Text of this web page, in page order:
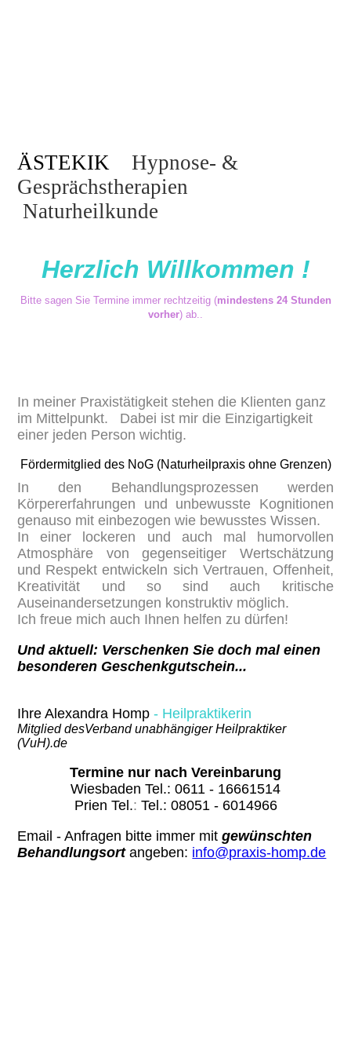
ÄSTEKIK
Hypnose- &
Gesprächstherapien
Naturheilkunde
Herzlich Willkommen !
Bitte sagen Sie Termine immer rechtzeitig (mindestens 24 Stunden
vorher) ab..
In meiner Praxistätigkeit stehen die Klienten ganz
im Mittelpunkt. Dabei ist mir die Einzigartigkeit
einer jeden Person wichtig.
Fördermitglied des NoG (Naturheilpraxis ohne Grenzen)
In den Behandlungsprozessen werden
Körpererfahrungen und unbewusste Kognitionen
genauso mit einbezogen wie bewusstes Wissen.
In einer lockeren und auch mal humorvollen
Atmosphäre von gegenseitiger Wertschätzung
und Respekt entwickeln sich Vertrauen, Offenheit,
Kreativität und so sind auch kritische
Auseinandersetzungen konstruktiv möglich.
Ich freue mich auch Ihnen helfen zu dürfen!
Und aktuell: Verschenken Sie doch mal einen
besonderen Geschenkgutschein...
Ihre Alexandra Homp- Heilpraktikerin
Mitglied desVerband unabhängiger Heilpraktiker
(VuH).de
Termine nur nach Vereinbarung
Wiesbaden Tel.: 0611 - 16661514
Prien Tel.: Tel.: 08051 - 6014966
Email - Anfragen bitte immer mitgewünschten
Behandlungsortangeben: info@praxis-homp.de